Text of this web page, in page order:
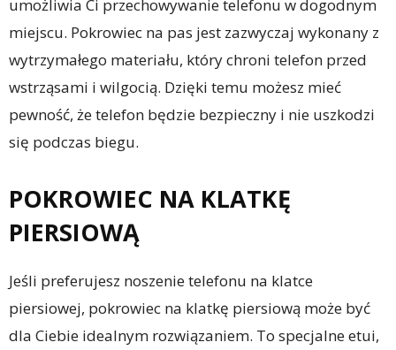
umożliwia Ci przechowywanie telefonu w dogodnym
miejscu. Pokrowiec na pas jest zazwyczaj wykonany z
wytrzymałego materiału, który chroni telefon przed
wstrząsami i wilgocią. Dzięki temu możesz mieć
pewność, że telefon będzie bezpieczny i nie uszkodzi
się podczas biegu.
POKROWIEC NA KLATKĘ
PIERSIOWĄ
Jeśli preferujesz noszenie telefonu na klatce
piersiowej, pokrowiec na klatkę piersiową może być
dla Ciebie idealnym rozwiązaniem. To specjalne etui,